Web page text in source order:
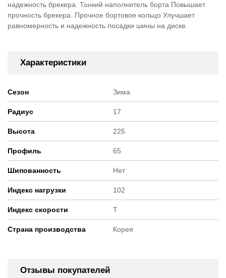
надежность брекера. Тонкий наполнитель борта Повышает
прочность брекера. Прочное бортовое кольцо Улучшает
равномерность и надежность посадки шины на диске.
Характеристики
Сезон Зима
Радиус 17
Высота 225
Профиль 65
Шипованность Нет
Индекс нагрузки 102
Индекс скорости T
Страна производства Корея
Отзывы покупателей